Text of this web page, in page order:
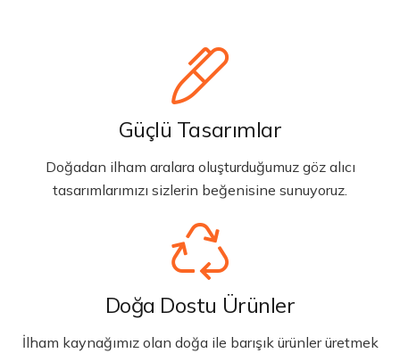
Güçlü Tasarımlar
Doğadan ilham aralara oluşturduğumuz göz alıcı
tasarımlarımızı sizlerin beğenisine sunuyoruz.
Doğa Dostu Ürünler
İlham kaynağımız olan doğa ile barışık ürünler üretmek